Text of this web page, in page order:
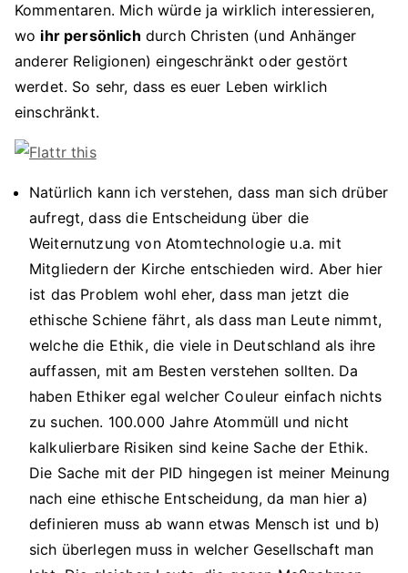
Kommentaren. Mich würde ja wirklich interessieren,
wo ihr persönlich durch Christen (und Anhänger
anderer Religionen) eingeschränkt oder gestört
werdet. So sehr, dass es euer Leben wirklich
einschränkt.
Natürlich kann ich verstehen, dass man sich drüber
aufregt, dass die Entscheidung über die
Weiternutzung von Atomtechnologie u.a. mit
Mitgliedern der Kirche entschieden wird. Aber hier
ist das Problem wohl eher, dass man jetzt die
ethische Schiene fährt, als dass man Leute nimmt,
welche die Ethik, die viele in Deutschland als ihre
auffassen, mit am Besten verstehen sollten. Da
haben Ethiker egal welcher Couleur einfach nichts
zu suchen. 100.000 Jahre Atommüll und nicht
kalkulierbare Risiken sind keine Sache der Ethik.
Die Sache mit der PID hingegen ist meiner Meinung
nach eine ethische Entscheidung, da man hier a)
definieren muss ab wann etwas Mensch ist und b)
sich überlegen muss in welcher Gesellschaft man